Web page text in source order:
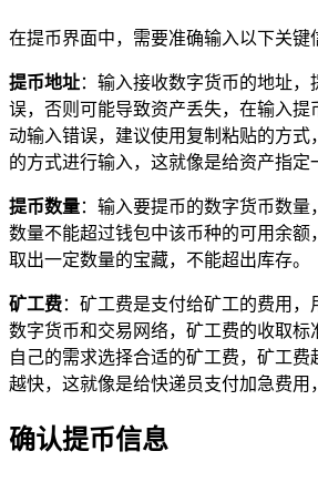
在提币界面中，需要准确输入以下关键
提币地址：输入接收数字货币的地址
误，否则可能导致资产丢失，在输入提
动输入错误，建议使用复制粘贴的方式
的方式进行输入，这就像是给资产指定
提币数量：输入要提币的数字货币数量
数量不能超过钱包中该币种的可用余额
取出一定数量的宝藏，不能超出库存。
矿工费：矿工费是支付给矿工的费用
数字货币和交易网络，矿工费的收取标
自己的需求选择合适的矿工费，矿工
越快，这就像是给快递员支付加急费用
确认提币信息